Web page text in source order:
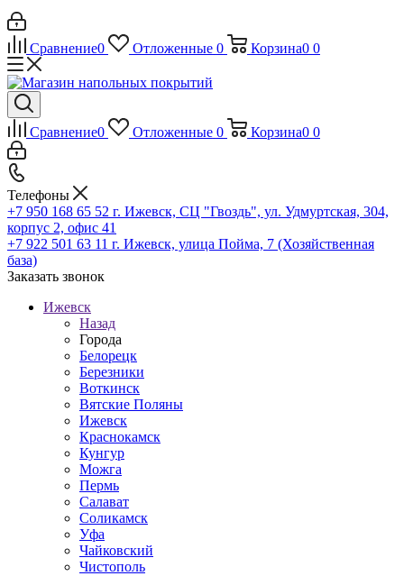
Сравнение0 Отложенные 0 Корзина0 0
Сравнение0 Отложенные 0 Корзина0 0
Телефоны
+7 950 168 65 52 г. Ижевск, СЦ "Гвоздь", ул. Удмуртская, 304,
корпус 2, офис 41
+7 922 501 63 11 г. Ижевск, улица Пойма, 7 (Хозяйственная
база)
Заказать звонок
Ижевск
Назад
Города
Белорецк
Березники
Воткинск
Вятские Поляны
Ижевск
Краснокамск
Кунгур
Можга
Пермь
Салават
Соликамск
Уфа
Чайковский
Чистополь